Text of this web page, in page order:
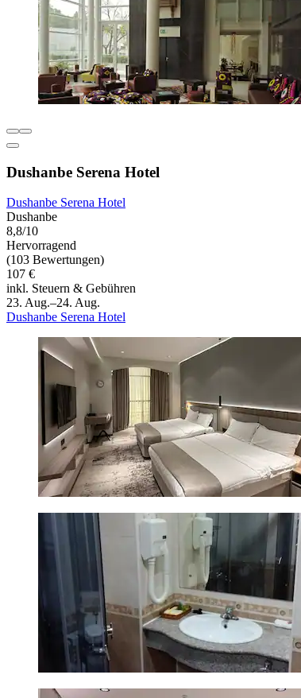
Dushanbe Serena Hotel
Dushanbe Serena Hotel
Dushanbe
8,8/10
Hervorragend
(103 Bewertungen)
107 €
inkl. Steuern & Gebühren
23. Aug.–24. Aug.
Dushanbe Serena Hotel